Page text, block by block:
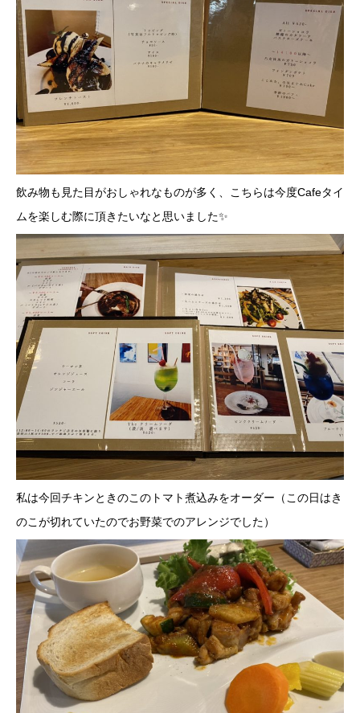
飲み物も見た目がおしゃれなものが多く、こちらは今度Cafeタイ
ムを楽しむ際に頂きたいなと思いました✨
私は今回チキンときのこのトマト煮込みをオーダー（この日はき
のこが切れていたのでお野菜でのアレンジでした）